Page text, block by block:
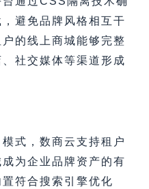
避免品牌风格相互干
的线上商城能够完整
社交媒体等渠道形成
式，数商云支持租户
为企业品牌资产的有
符合搜索引擎优化